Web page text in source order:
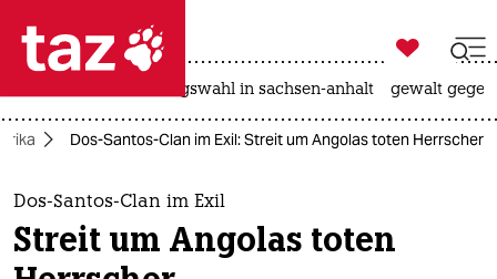
 taz zahl ich
taz zahl ich
themen
politik

taz zahl ich
landtagswahl in sachsen-anhalt gewalt
Dos-Santos-Clan im Exil: Streit um Angolas toten Herrscher
Dos-Santos-Clan im Exil
Streit um Angolas toten